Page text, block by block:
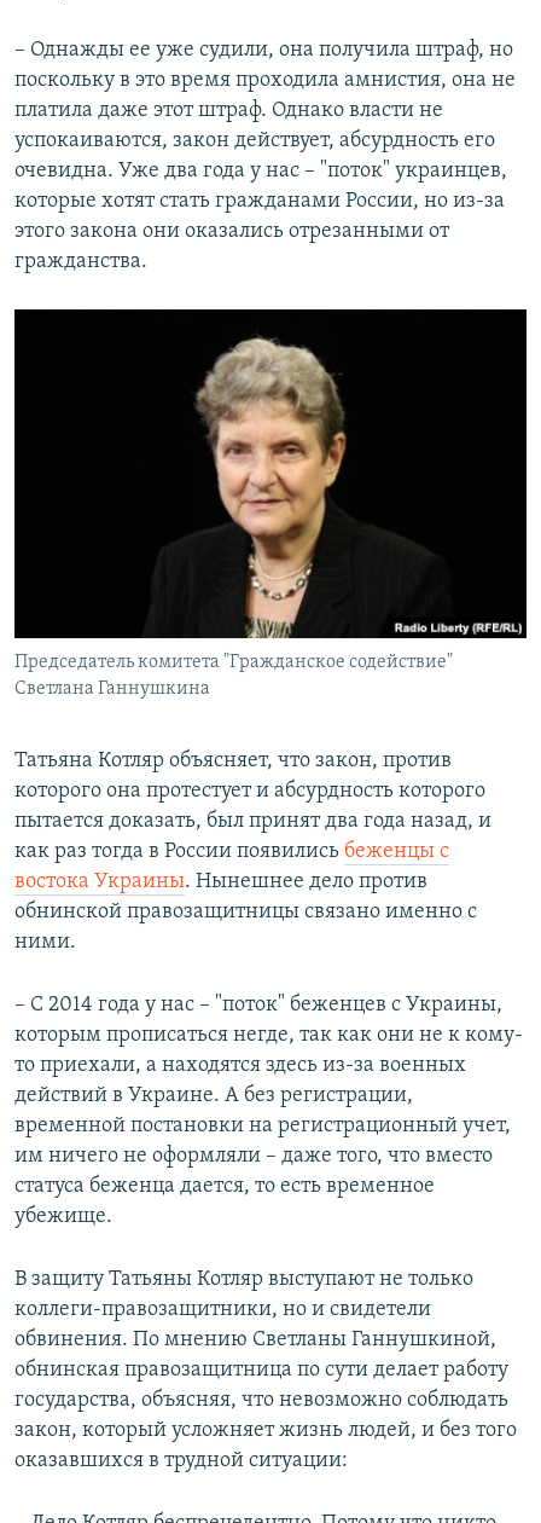
– Однажды ее уже судили, она получила штраф, но
поскольку в это время проходила амнистия, она не
платила даже этот штраф. Однако власти не
успокаиваются, закон действует, абсурдность его
очевидна. Уже два года у нас – "поток" украинцев,
которые хотят стать гражданами России, но из-за
этого закона они оказались отрезанными от
гражданства.
Председатель комитета "Гражданское содействие"
Светлана Ганнушкина
Татьяна Котляр объясняет, что закон, против
которого она протестует и абсурдность которого
пытается доказать, был принят два года назад, и
как раз тогда в России появились беженцы с
востока Украины. Нынешнее дело против
обнинской правозащитницы связано именно с
ними.
– С 2014 года у нас – "поток" беженцев с Украины,
которым прописаться негде, так как они не к кому-
то приехали, а находятся здесь из-за военных
действий в Украине. А без регистрации,
временной постановки на регистрационный учет,
им ничего не оформляли – даже того, что вместо
статуса беженца дается, то есть временное
убежище.
В защиту Татьяны Котляр выступают не только
коллеги-правозащитники, но и свидетели
обвинения. По мнению Светланы Ганнушкиной,
обнинская правозащитница по сути делает работу
государства, объясняя, что невозможно соблюдать
закон, который усложняет жизнь людей, и без того
оказавшихся в трудной ситуации: